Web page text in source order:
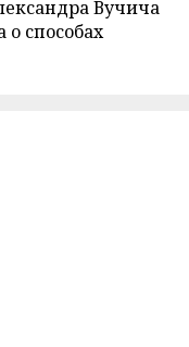
Вучича
способах